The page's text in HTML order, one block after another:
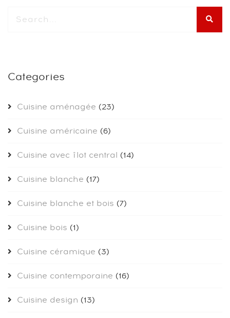
Categories
Cuisine aménagée (23)
Cuisine américaine (6)
Cuisine avec îlot central (14)
Cuisine blanche (17)
Cuisine blanche et bois (7)
Cuisine bois (1)
Cuisine céramique (3)
Cuisine contemporaine (16)
Cuisine design (13)